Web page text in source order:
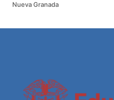
Nueva Granada